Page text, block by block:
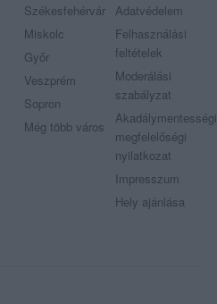
Székesfehérvár
Miskolc
Győr
Veszprém
Sopron
Még több város
Adatvédelem
Felhasználási
feltételek
Moderálási
szabályzat
Akadálymentességi
megfelelőségi
nyilatkozat
Impresszum
Hely ajánlása